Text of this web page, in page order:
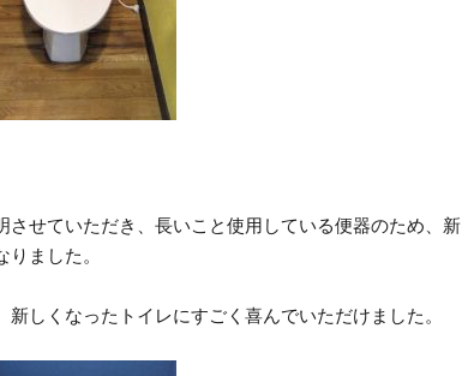
させていただき、長いこと使用している便器のため、新
ました。
しくなったトイレにすごく喜んでいただけました。